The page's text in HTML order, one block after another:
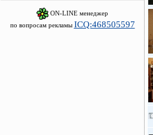
ON-LINE менеджер
по вопросам рекламы ICQ:468505597